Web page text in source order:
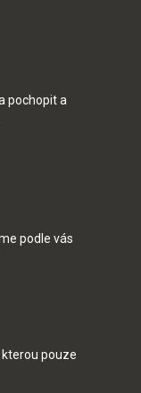
pochopit a
podle vás
pouze